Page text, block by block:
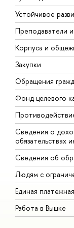
Устойчивое
Преподаватели
Корпуса и
Закупки
Обращения
Фонд целевого
Сведения о
обязательствах
Сведения об
Людям с
Единая
Работа в Вышке